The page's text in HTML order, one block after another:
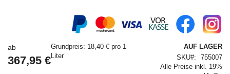
ab
367,95 €
Grundpreis: 18,40 € pro 1
Liter
AUF LAGER
SKU
755007
Alle Preise inkl. 19%
der
Bildergalerie